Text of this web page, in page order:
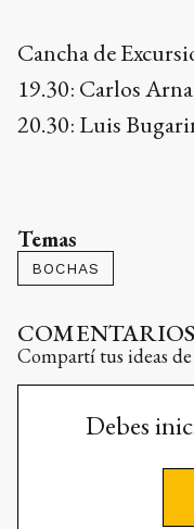
Cancha de
19.30: Carlos
20.30: Luis
Temas
BOCHAS
COMENTARIOS
Compartí tus ideas
Debes